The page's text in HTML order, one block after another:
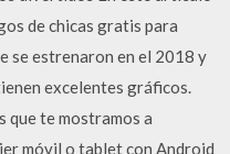
de chicas gratis para
se estrenaron en el 2018 y
excelentes gráficos.
que te mostramos a
móvil o tablet con Android